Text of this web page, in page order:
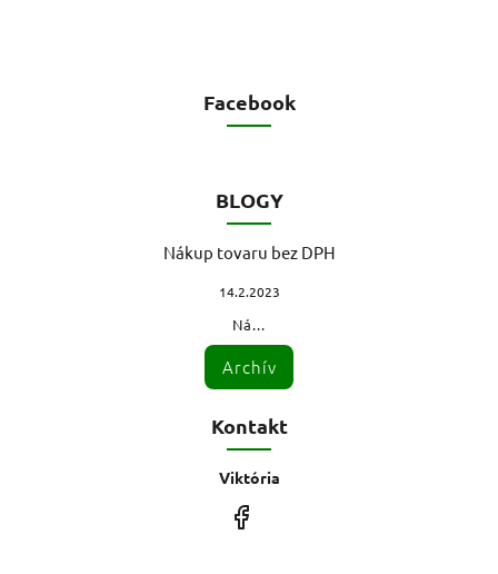
Facebook
BLOGY
Nákup tovaru bez DPH
14.2.2023
Ná...
Archív
Kontakt
Viktória